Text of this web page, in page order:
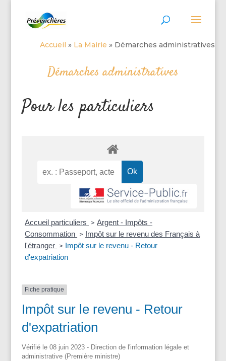
Accueil » La Mairie » Démarches administratives
Démarches administratives
Pour les particuliers
Accueil particuliers > Argent - Impôts -
Consommation > Impôt sur le revenu des Français à
l'étranger > Impôt sur le revenu - Retour
d'expatriation
Fiche pratique
Impôt sur le revenu - Retour
d'expatriation
Vérifié le 08 juin 2023 - Direction de l'information légale et
administrative (Première ministre)